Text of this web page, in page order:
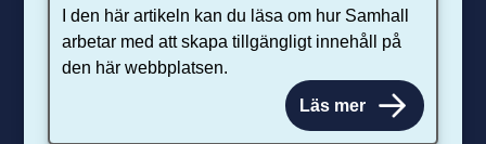
I den här artikeln kan du läsa om hur Samhall
arbetar med att skapa tillgängligt innehåll på
den här webbplatsen.
Läs mer